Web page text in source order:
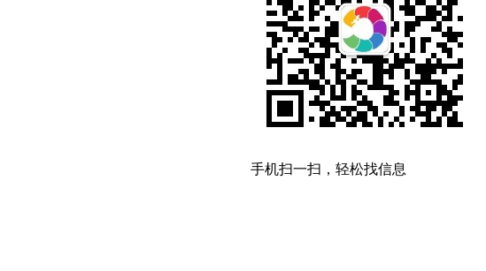
手机扫一扫，轻松找信息